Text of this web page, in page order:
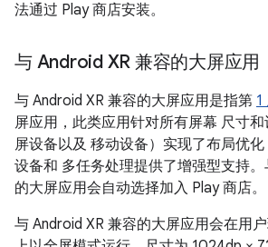
法通过 Play 商店安装。
与 Android XR 兼容的大屏应用
与 Android XR 兼容的大屏应用是指第 1
屏应用，此类应用针对所有屏幕 尺寸
屏设备以及 移动设备）实现了布局优
设备和 多任务处理提供了增强型支持。
的大屏应用会自动选择加入 Play 商店。
与 Android XR 兼容的大屏应用会在用